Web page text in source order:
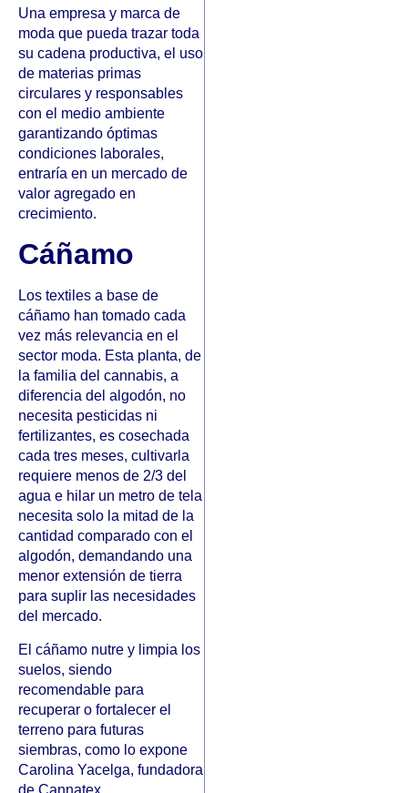
Una empresa y marca de
moda que pueda trazar toda
su cadena productiva, el uso
de materias primas
circulares y responsables
con el medio ambiente
garantizando óptimas
condiciones laborales,
entraría en un mercado de
valor agregado en
crecimiento.
Cáñamo
Los textiles a base de
cáñamo han tomado cada
vez más relevancia en el
sector moda. Esta planta, de
la familia del cannabis, a
diferencia del algodón, no
necesita pesticidas ni
fertilizantes, es cosechada
cada tres meses, cultivarla
requiere menos de 2/3 del
agua e hilar un metro de tela
necesita solo la mitad de la
cantidad comparado con el
algodón, demandando una
menor extensión de tierra
para suplir las necesidades
del mercado.
El cáñamo nutre y limpia los
suelos, siendo
recomendable para
recuperar o fortalecer el
terreno para futuras
siembras, como lo expone
Carolina Yacelga, fundadora
de Cannatex.